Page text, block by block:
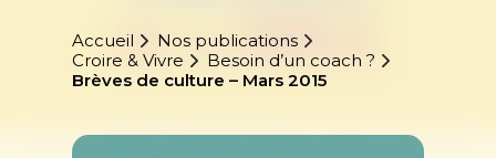
Accueil
Nos publications
Croire & Vivre
Besoin d’un coach ?
Brèves de culture – Mars 2015